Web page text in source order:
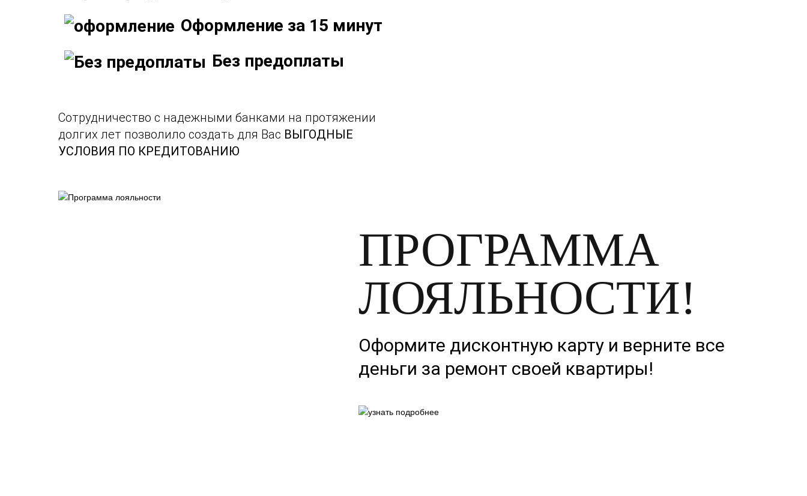
Оформление за 15 минут
Без предоплаты
Сотрудничество с надежными банками на протяжении
долгих лет позволило создать для Вас ВЫГОДНЫЕ
УСЛОВИЯ ПО КРЕДИТОВАНИЮ
ПРОГРАММА
ЛОЯЛЬНОСТИ!
Оформите дисконтную карту и верните все
деньги за ремонт своей квартиры!